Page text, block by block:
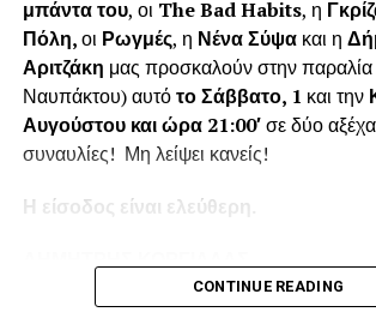
βρίσκονται σε απόσταση ασφαλείας από τα
Συνεπώς πολλά από τα δέντρα έχουν
ετών χωρίς να έχει αναφερθεί κάποιο
στατικότητα των τειχών που να οφείλεται
ανάπτυξη του ριζικού συστήματος. Το
Ναυπάκτου βεβαιώνει ότι δεν υπάρχει
Επίσης εντός του κάστρου υπάρχει
πυροπροστασίας το οποίο μπορεί να το
μπάντα του, οι The Bad Habits, η
Πόλη,οι Ρωγμές, η Νένα Σύψακαι η
Αριτζάκη μας προσκαλούν στην
Ναυπάκτου) αυτότο Σάββατο, 1 και την
Αυγούστου και ώρα 21:00′σε δύο
συναυλίες! Μη λείψει κανείς!
Η είσοδος είναι ελεύθερη.
Δημήτρης Κοργιαλάςείναι
CONTINUE READING